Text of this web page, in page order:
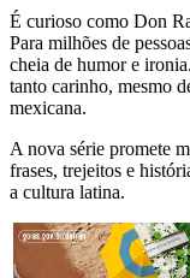
É curioso como Don
Para milhões de
cheia de humor e
tanto carinho, mesmo
mexicana.
A nova série promete
frases, trejeitos e
a cultura latina.